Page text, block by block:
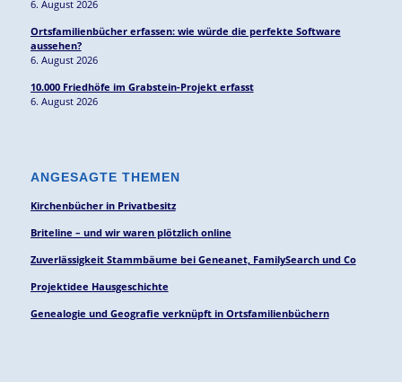
6. August 2026
Ortsfamilienbücher erfassen: wie würde die perfekte Software
aussehen?
6. August 2026
10.000 Friedhöfe im Grabstein-Projekt erfasst
6. August 2026
ANGESAGTE THEMEN
Kirchenbücher in Privatbesitz
Briteline – und wir waren plötzlich online
Zuverlässigkeit Stammbäume bei Geneanet, FamilySearch und Co
Projektidee Hausgeschichte
Genealogie und Geografie verknüpft in Ortsfamilienbüchern